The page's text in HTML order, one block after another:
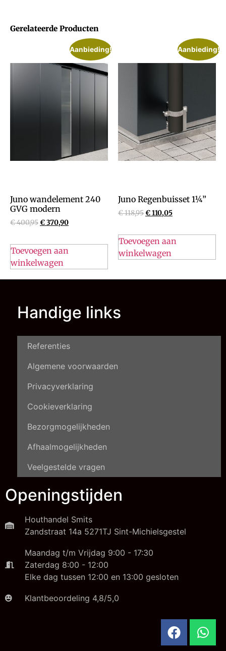
Gerelateerde Producten
Aanbieding!
Juno wandelement 240
GVG modern
€400,95€370,90
Toevoegen aan
winkelwagen
Aanbieding!
Juno Regenbuisset 1¼”
€118,95€110,05
Toevoegen aan
winkelwagen
Handige links
Referenties
Algemene voorwaarden
Privacyverklaring
Cookieverklaring
Bezorgmogelijkheden
Afhaalmogelijkheden
Veelgestelde vragen
Openingstijden
Houthandel Smits
Zandstraat 14a 5271TJ Sint-Michielsgestel
Maandag t/m Vrijdag 9:00 - 17:30
Zaterdag 8:00 - 12:00
Elke dag tussen 12:00 en 13:00 gesloten
Klantbeoordeling 4,8/5,0